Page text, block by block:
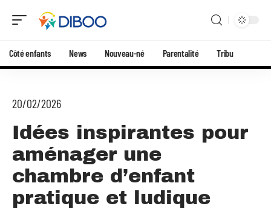
Côté enfants News Nouveau-né Parentalité Tribu
20/02/2026
Idées inspirantes pour
aménager une
chambre d’enfant
pratique et ludique